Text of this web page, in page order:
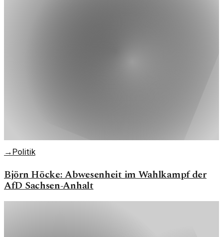
→ Politik
Björn Höcke: Abwesenheit im Wahlkampf der
AfD Sachsen-Anhalt